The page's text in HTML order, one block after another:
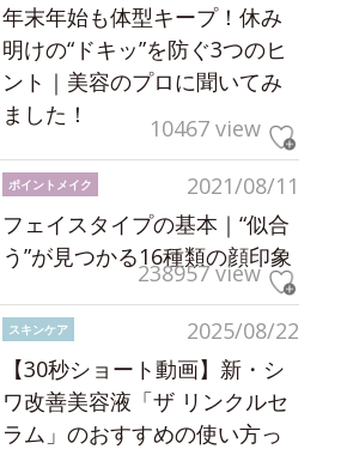
年末年始も体型キープ！休み
明けの“ドキッ”を防ぐ3つのヒ
ント｜美容のプロに聞いてみ
ました！
10467 view
2021/08/11
ポイントメイク
フェイスタイプの基本｜“似合
う”が見つかる16種類の顔印象
238957 view
2025/08/22
スキンケア
【30秒ショート動画】新・シ
ワ改善美容液「ザ リンクルセ
ラム」のおすすめの使い方っ